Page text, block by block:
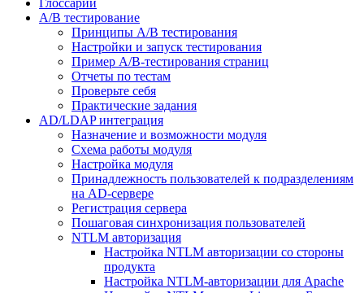
Глоссарий
A/B тестирование
Принципы A/B тестирования
Настройки и запуск тестирования
Пример A/B-тестирования страниц
Отчеты по тестам
Проверьте себя
Практические задания
AD/LDAP интеграция
Назначение и возможности модуля
Схема работы модуля
Настройка модуля
Принадлежность пользователей к подразделениям
на AD-сервере
Регистрация сервера
Пошаговая синхронизация пользователей
NTLM авторизация
Настройка NTLM авторизации со стороны
продукта
Настройка NTLM-авторизации для Apache